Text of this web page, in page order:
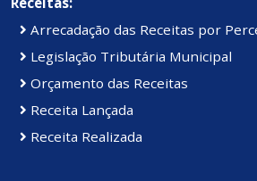
Arrecadação das Receitas por
Legislação Tributária Municipal
Orçamento das Receitas
Receita Lançada
Receita Realizada